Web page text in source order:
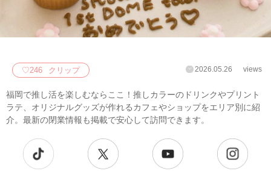
♡246 クリップ 2026.05.26 views
福岡で推し活を楽しむならここ！推しカラーのドリンクやプリント
ラテ、オリジナルグッズが作れるカフェやショップをエリア別に紹
介。最新の閉業情報も掲載で安心して訪問できます。